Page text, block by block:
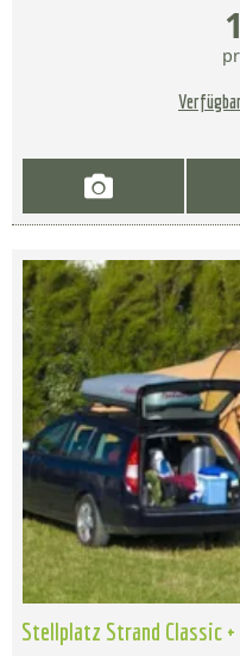
Stellplatz Strand Classic +